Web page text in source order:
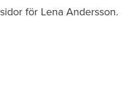
för Lena Andersson.